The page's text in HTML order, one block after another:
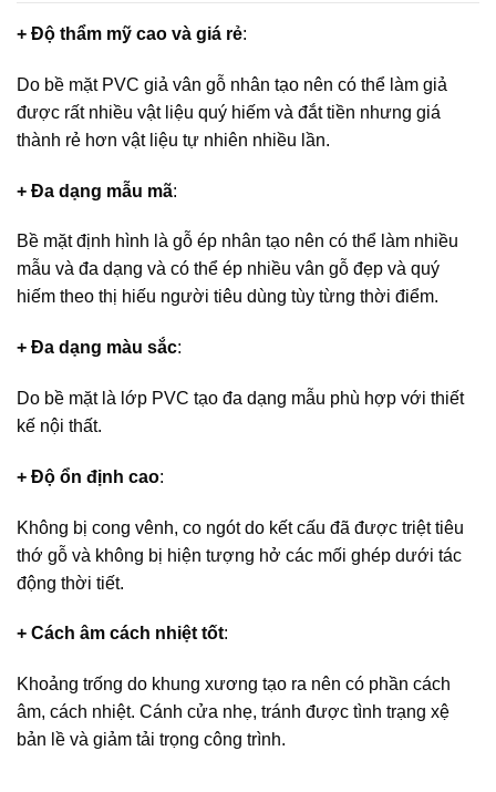
+ Độ thẩm mỹ cao và giá rẻ:
Do bề mặt PVC giả vân gỗ nhân tạo nên có thể làm giả
được rất nhiều vật liệu quý hiếm và đắt tiền nhưng giá
thành rẻ hơn vật liệu tự nhiên nhiều lần.
+ Đa dạng mẫu mã:
Bề mặt định hình là gỗ ép nhân tạo nên có thể làm nhiều
mẫu và đa dạng và có thể ép nhiều vân gỗ đẹp và quý
hiếm theo thị hiếu người tiêu dùng tùy từng thời điểm.
+ Đa dạng màu sắc:
Do bề mặt là lớp PVC tạo đa dạng mẫu phù hợp với thiết
kế nội thất.
+ Độ ổn định cao:
Không bị cong vênh, co ngót do kết cấu đã được triệt tiêu
thớ gỗ và không bị hiện tượng hở các mối ghép dưới tác
động thời tiết.
+ Cách âm cách nhiệt tốt:
Khoảng trống do khung xương tạo ra nên có phần cách
âm, cách nhiệt. Cánh cửa nhẹ, tránh được tình trạng xệ
bản lề và giảm tải trọng công trình.